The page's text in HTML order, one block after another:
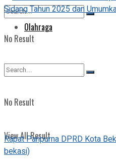
No Result
View All Result
Olahraga
No Result
View All Result
Rapat Paripurna DPRD Kota
bekasi)